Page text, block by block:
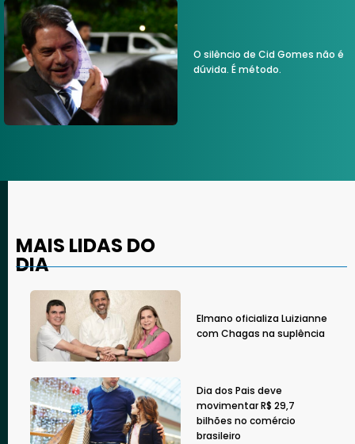
O silêncio de Cid Gomes não é
dúvida. É método.
MAIS LIDAS DO
DIA
Elmano oficializa Luizianne
com Chagas na suplência
Dia dos Pais deve
movimentar R$ 29,7
bilhões no comércio
brasileiro